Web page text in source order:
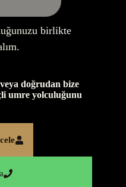
birlikte
doğrudan bize
umre yolculuğunu